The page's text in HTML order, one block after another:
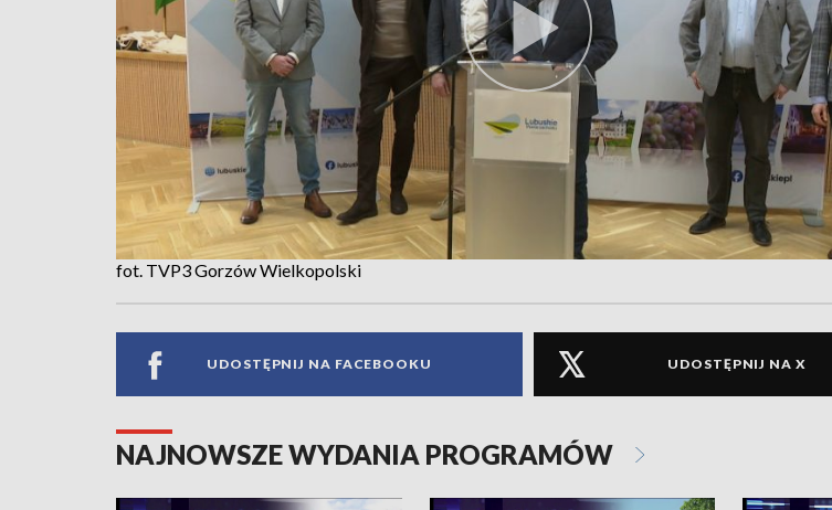
fot. TVP3 Gorzów Wielkopolski
UDOSTĘPNIJ NA FACEBOOKU UDOSTĘPNIJ NA X
NAJNOWSZE WYDANIA PROGRAMÓW